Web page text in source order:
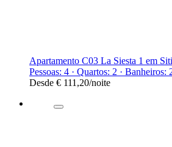
Apartamento C03 La Siesta 1 em
Pessoas: 4 · Quartos: 2 · Banheiros:
Desde € 111,20/noite